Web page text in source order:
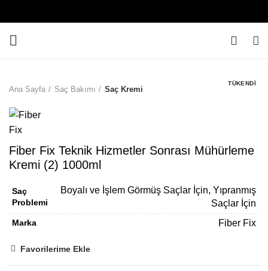
TÜKENDI
Ana Sayfa Saç Bakımı Saç Kremi
Fiber Fix Teknik Hizmetler Sonrası Mühürleme
Kremi (2) 1000ml
Saç
Problemi
Boyalı ve İşlem Görmüş Saçlar İçin, Yıpranmış
Saçlar İçin
Marka Fiber Fix
Favorilerime Ekle